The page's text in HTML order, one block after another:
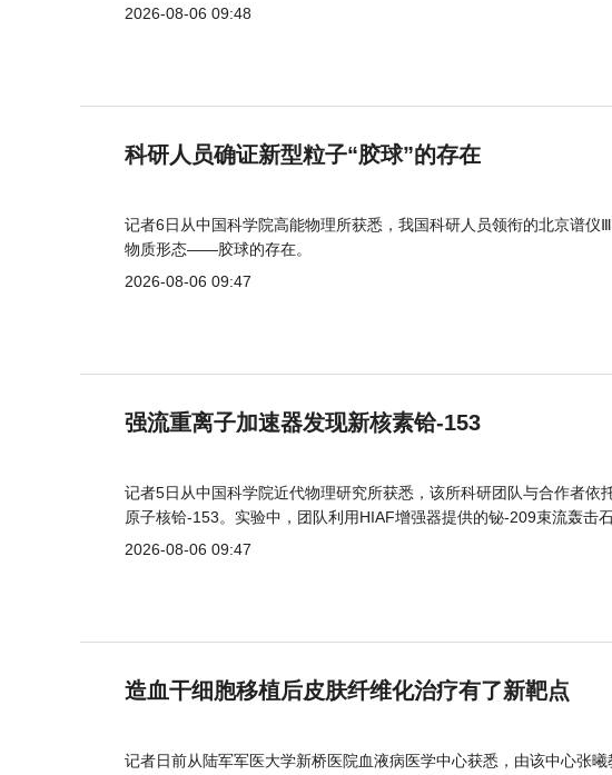
2026-08-06 09:48
科研人员确证新型粒子“胶球”的存在
记者6日从中国科学院高能物理所获悉，我国科研人员领衔的北京谱
物质形态——胶球的存在。
2026-08-06 09:47
强流重离子加速器发现新核素铪-153
记者5日从中国科学院近代物理研究所获悉，该所科研团队与合作者
原子核铪-153。实验中，团队利用HIAF增强器提供的铋-209束流轰击
2026-08-06 09:47
造血干细胞移植后皮肤纤维化治疗有了新靶点
记者日前从陆军军医大学新桥医院血液病医学中心获悉，由该中心张